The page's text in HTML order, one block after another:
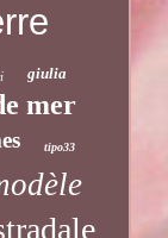
giulia
mer
tipo33